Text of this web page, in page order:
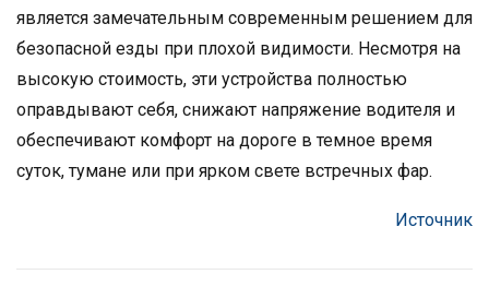
является замечательным современным решением для
безопасной езды при плохой видимости. Несмотря на
высокую стоимость, эти устройства полностью
оправдывают себя, снижают напряжение водителя и
обеспечивают комфорт на дороге в темное время
суток, тумане или при ярком свете встречных фар.
Источник